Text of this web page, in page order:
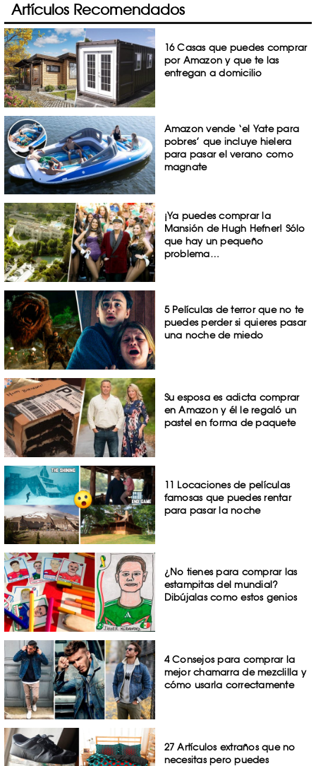
Artículos Recomendados
16 Casas que puedes comprar
por Amazon y que te las
entregan a domicilio
Amazon vende ‘el Yate para
pobres’ que incluye hielera
para pasar el verano como
magnate
¡Ya puedes comprar la
Mansión de Hugh Hefner! Sólo
que hay un pequeño
problema…
5 Películas de terror que no te
puedes perder si quieres pasar
una noche de miedo
Su esposa es adicta comprar
en Amazon y él le regaló un
pastel en forma de paquete
11 Locaciones de películas
famosas que puedes rentar
para pasar la noche
¿No tienes para comprar las
estampitas del mundial?
Dibújalas como estos genios
4 Consejos para comprar la
mejor chamarra de mezclilla y
cómo usarla correctamente
27 Artículos extraños que no
necesitas pero puedes